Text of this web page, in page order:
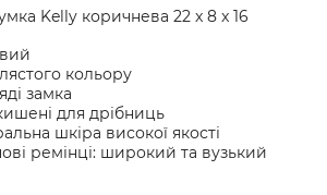
Kelly коричнева 22 x 8 x 16
кольору
замка
для дрібниць
шкіра високої якості
ремінці: широкий та вузький